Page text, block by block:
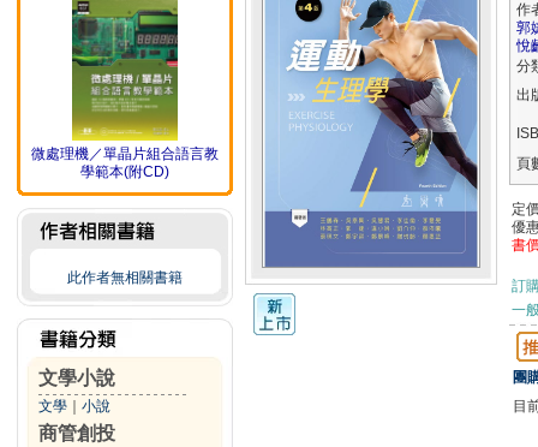
微處理機／單晶片組合語言教
學範本(附CD)
此作者無相關書籍
文學小說
文學 小說
商管創投
作
郭
悅
分
出
頁
定
優
書
訂
一
團
目